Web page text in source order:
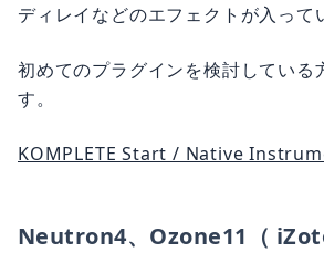
ディレイなどのエフェクトが入って
初めてのプラグインを検討している
す。
KOMPLETE Start / Native
Neutron4、Ozone11（